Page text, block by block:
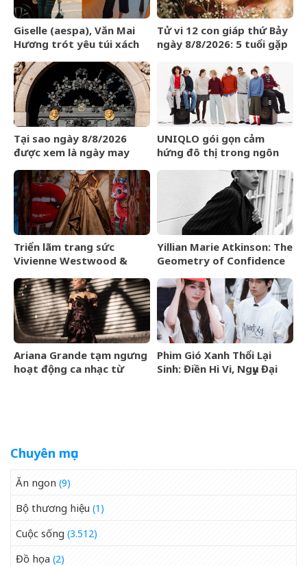
Giselle (aespa), Văn Mai
Hương trót yêu túi xách
Tử vi 12 con giáp thứ Bảy
ngày 8/8/2026: 5 tuổi gặp
Tại sao ngày 8/8/2026
được xem là ngày may
UNIQLO gói gọn cảm
hứng đô thị trong ngôn
tập Thu Đông 2026
Triển lãm trang sức
Vivienne Westwood &
vào tháng 9/2026
Yillian Marie Atkinson: The
Geometry of Confidence
Ariana Grande tạm ngưng
hoạt động ca nhạc từ
Phim Gió Xanh Thổi Lại
Sinh: Điền Hi Vi, Ngụy Đại
Chuyên mục
Ăn ngon (9)
Bộ thương hiệu (1)
Cuộc sống (3.512)
Đồ họa (2)